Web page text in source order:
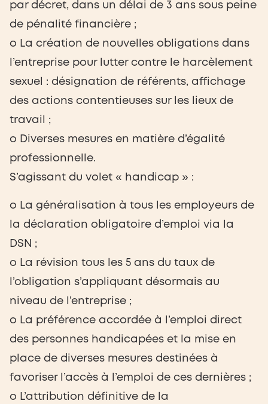
par décret, dans un délai de 3 ans sous peine
de pénalité financière ;
o La création de nouvelles obligations dans
l’entreprise pour lutter contre le harcèlement
sexuel : désignation de référents, affichage
des actions contentieuses sur les lieux de
travail ;
o Diverses mesures en matière d’égalité
professionnelle.
S’agissant du volet « handicap » :
o La généralisation à tous les employeurs de
la déclaration obligatoire d’emploi via la
DSN ;
o La révision tous les 5 ans du taux de
l’obligation s’appliquant désormais au
niveau de l’entreprise ;
o La préférence accordée à l’emploi direct
des personnes handicapées et la mise en
place de diverses mesures destinées à
favoriser l’accès à l’emploi de ces dernières ;
o L’attribution définitive de la